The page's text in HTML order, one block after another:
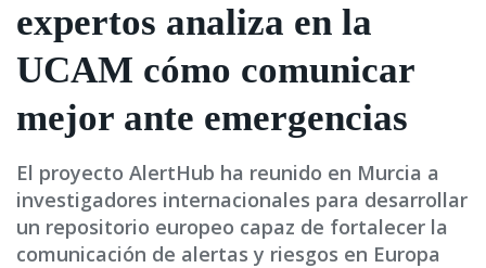
expertos analiza en la
UCAM cómo comunicar
mejor ante emergencias
El proyecto AlertHub ha reunido en Murcia a
investigadores internacionales para desarrollar
un repositorio europeo capaz de fortalecer la
comunicación de alertas y riesgos en Europa